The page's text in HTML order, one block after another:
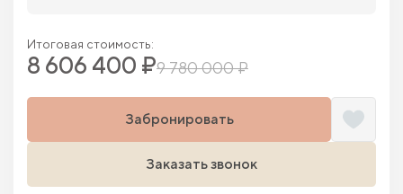
Итоговая стоимость:
8 606 400 ₽9 780 000 ₽
Забронировать
Заказать звонок